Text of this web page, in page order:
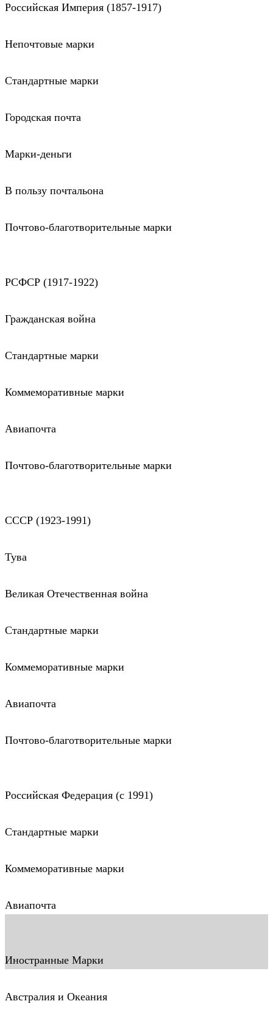
Российская Империя (1857-1917)
Непочтовые марки
Стандартные марки
Городская почта
Марки-деньги
В пользу почтальона
Почтово-благотворительные марки
РСФСР (1917-1922)
Гражданская война
Стандартные марки
Коммеморативные марки
Авиапочта
Почтово-благотворительные марки
СССР (1923-1991)
Тува
Великая Отечественная война
Стандартные марки
Коммеморативные марки
Авиапочта
Почтово-благотворительные марки
Российская Федерация (c 1991)
Стандартные марки
Коммеморативные марки
Авиапочта
Иностранные Марки
Австралия и Океания